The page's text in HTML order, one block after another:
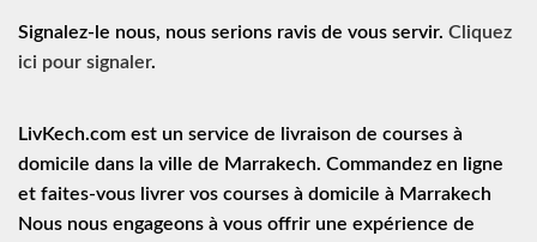
Signalez-le nous, nous serions ravis de vous servir. Cliquez
ici pour signaler.
LivKech.com est un service de
livraison de courses à
domicile dans la ville de Marrakech. Commandez en ligne
et faites-vous livrer vos courses à domicile à Marrakech
Nous nous engageons à vous offrir une expérience de